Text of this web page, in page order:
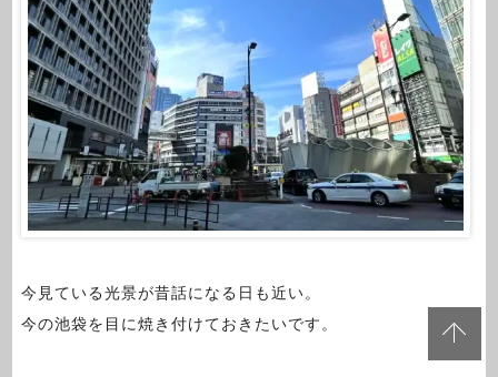
今見ている光景が昔話になる日も近い。
今の池袋を目に焼き付けておきたいです。